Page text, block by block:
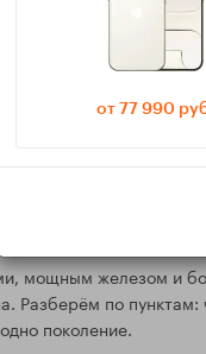
стоит ли
от iPhone 17 Pro
объясняем, кто
и многие
более дорогой?». В
мощным железом и
Разберём по
поколение.
от 77 990